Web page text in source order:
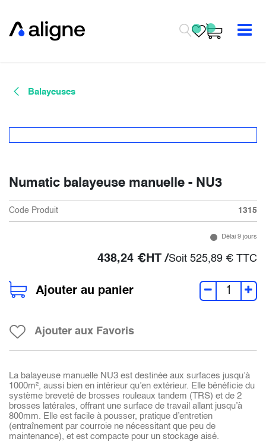
Balayeuses
Numatic balayeuse manuelle - NU3
Code Produit 1315
Délai 9 jours
438,24 €HT /Soit 525,89 € TTC
Ajouter au panier
Ajouter aux Favoris
La balayeuse manuelle NU3 est destinée aux surfaces jusqu’à
1000m², aussi bien en intérieur qu’en extérieur. Elle bénéficie du
système breveté de brosses rouleaux tandem (TRS) et de 2
brosses latérales, offrant une surface de travail allant jusqu’à
800mm. Elle est facile à pousser, pratique d’entretien
(entraînement par courroie ne nécessitant que peu de
maintenance), et est compacte pour un stockage aisé.